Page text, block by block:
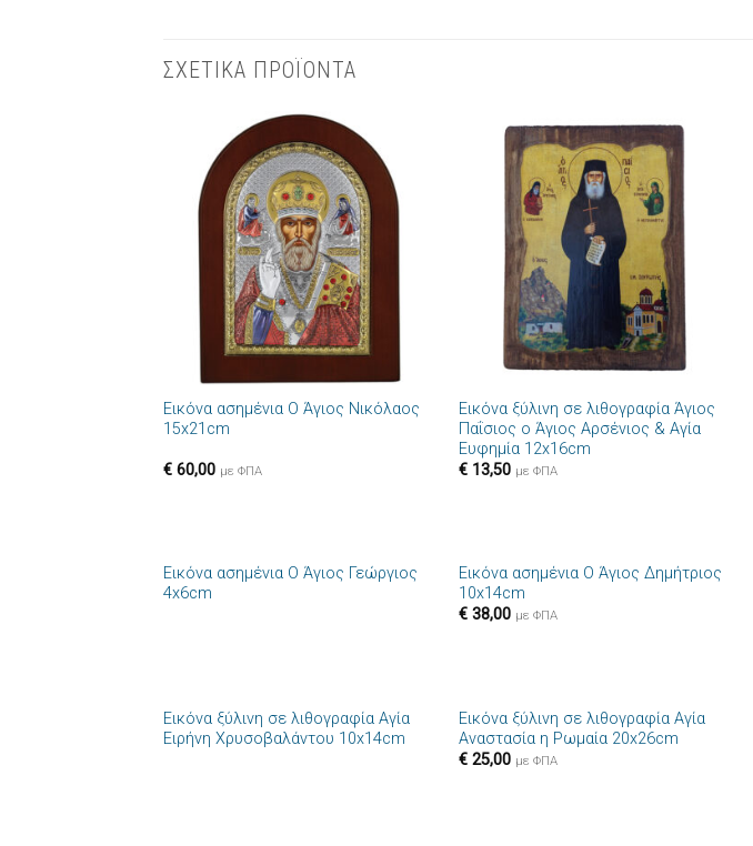
ΣΧΕΤΙΚΑ ΠΡΟΪΟΝΤΑ
Πρόσθήκη
στην λίστα
επιθυμιών
Εικόνα ασημένια Ο Άγιος Νικόλαος
15x21cm
€60,00 με ΦΠΑ
Πρόσθήκη
στην λίστα
επιθυμιών
Εικόνα ξύλινη σε λιθογραφία Άγιος
Παΐσιος ο Άγιος Αρσένιος & Αγία
Ευφημία 12x16cm
€ 13,50 με ΦΠΑ
Πρόσθήκη
Εικόνα ασημένια Ο Άγιος Γεώργιος
4x6cm
Πρόσθήκη
Εικόνα ασημένια Ο Άγιος Δημήτριος
10x14cm
€ 38,00 με ΦΠΑ
Πρόσθήκη
στην λίστα
Εικόνα ξύλινη σε λιθογραφία Αγία
Ειρήνη Χρυσοβαλάντου 10x14cm
Πρόσθήκη
στην λίστα
Εικόνα ξύλινη σε λιθογραφία Αγία
Αναστασία η Ρωμαία 20x26cm
€ 25,00 με ΦΠΑ